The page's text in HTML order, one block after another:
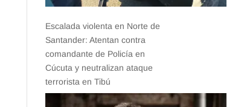
Escalada violenta en Norte de
Santander: Atentan contra
comandante de Policía en
Cúcuta y neutralizan ataque
terrorista en Tibú